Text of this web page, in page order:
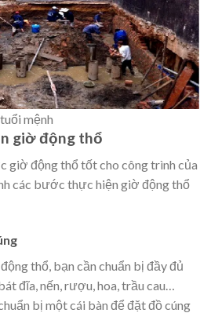
mệnh
giờ động thổ
giờ động thổ tốt cho công trình của
các bước thực hiện giờ động thổ
thổ, bạn cần chuẩn bị đầy đủ
đĩa, nến, rượu, hoa, trầu cau…
bị một cái bàn để đặt đồ cúng